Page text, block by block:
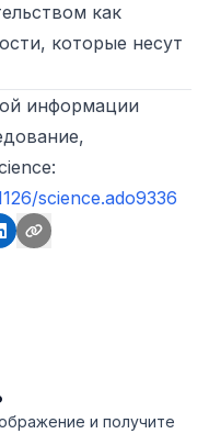
как
которые несут
информации
:
science.ado9336
и получите